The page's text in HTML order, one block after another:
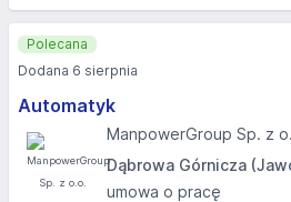
Automatyk
ManpowerGroup Sp. z
Dąbrowa Górnicza
umowa o pracę
Polecana
Dodana 6 sierpnia